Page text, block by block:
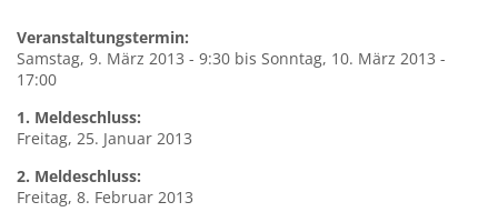
Veranstaltungstermin:
Samstag, 9. März 2013 - 9:30 bis Sonntag, 10. März 2013 -
17:00
1. Meldeschluss:
Freitag, 25. Januar 2013
2. Meldeschluss:
Freitag, 8. Februar 2013